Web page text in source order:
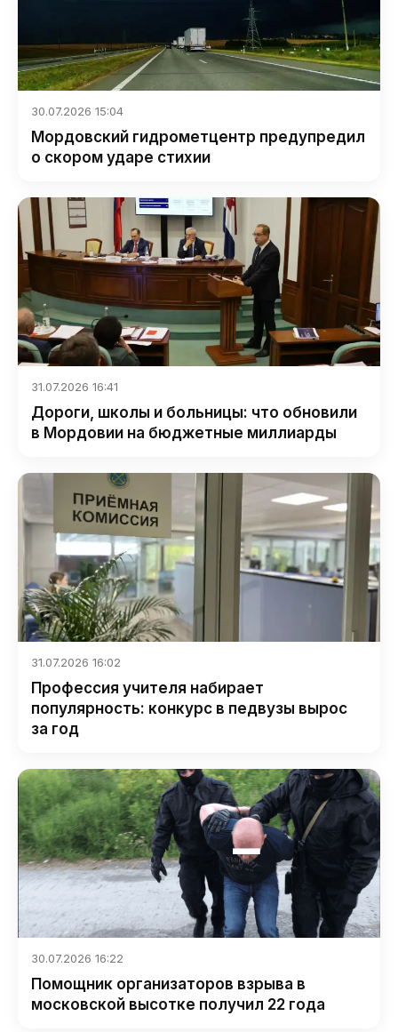
30.07.2026 15:04
Мордовский гидрометцентр предупредил
о скором ударе стихии
31.07.2026 16:41
Дороги, школы и больницы: что обновили
в Мордовии на бюджетные миллиарды
31.07.2026 16:02
Профессия учителя набирает
популярность: конкурс в педвузы вырос
за год
30.07.2026 16:22
Помощник организаторов взрыва в
московской высотке получил 22 года